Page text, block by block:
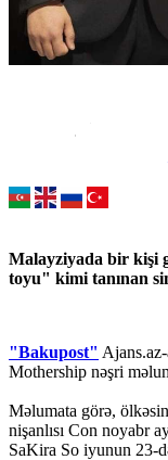
Malayziyada bir kişi
toyu" kimi tanınan
"Bakupost"
Mothership nəşri
Məlumata görə,
nişanlısı Con noyabr
SaKira So iyunun 23-